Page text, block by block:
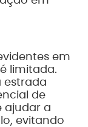
em
limitada.
estrada
de
ajudar a
evitando